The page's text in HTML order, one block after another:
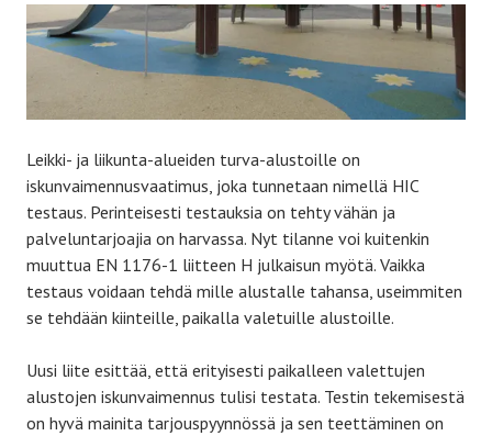
Leikki- ja liikunta-alueiden turva-alustoille on
iskunvaimennusvaatimus, joka tunnetaan nimellä HIC
testaus. Perinteisesti testauksia on tehty vähän ja
palveluntarjoajia on harvassa. Nyt tilanne voi kuitenkin
muuttua EN 1176-1 liitteen H julkaisun myötä. Vaikka
testaus voidaan tehdä mille alustalle tahansa, useimmiten
se tehdään kiinteille, paikalla valetuille alustoille.
Uusi liite esittää, että erityisesti paikalleen valettujen
alustojen iskunvaimennus tulisi testata. Testin tekemisestä
on hyvä mainita tarjouspyynnössä ja sen teettäminen on